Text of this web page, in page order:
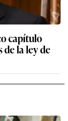
capítulo
la ley de